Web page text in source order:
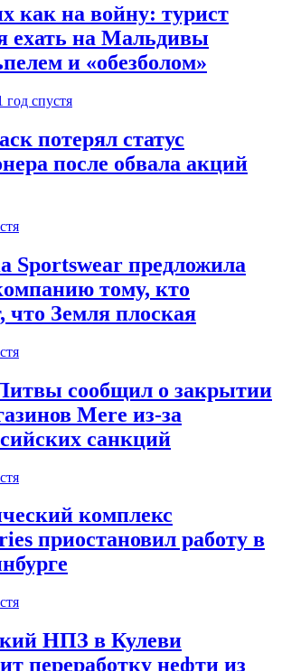
как на войну: турист
ехать на Мальдивы
и «обезболом»
год спустя
потерял статус
после обвала акций
Sportswear предложила
тому, кто
что Земля плоская
сообщил о закрытии
Mere из-за
санкций
комплекс
приостановил работу в
НПЗ в Кулеви
переработку нефти из